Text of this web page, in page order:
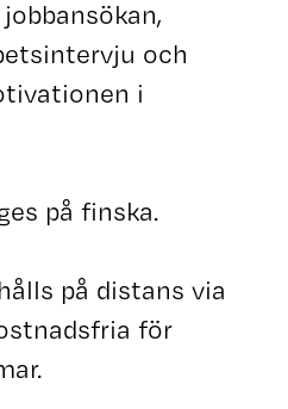
och
i
på finska.
på distans via
för